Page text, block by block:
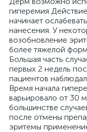
гиперемия
начинает
нанесения. У
возобновление
более тяжелой
Большая часть
первых 2 недель
пациентов
Время начала
варьировало от 30
большинстве
после отмены
эритемы